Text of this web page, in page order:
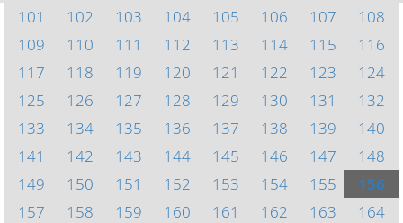
101
102 103 104 105 106 107
108
109
110 111 112 113 114 115
116
117
118 119 120 121 122 123
124
125
126 127 128 129 130 131
132
133
134 135 136 137 138 139
140
141
142 143 144 145 146 147
148
149
150 151 152 153 154 155
156
157
158 159 160 161 162 163
164